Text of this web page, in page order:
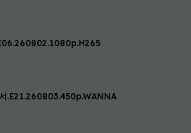
서.E21.260803.450p.WANNA